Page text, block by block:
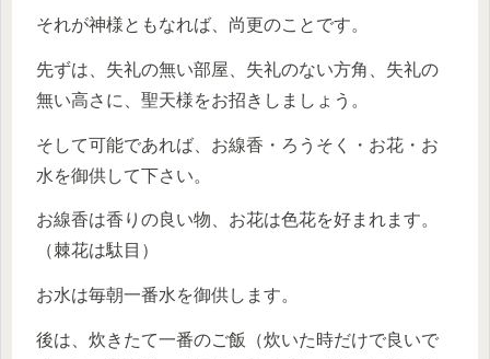
それが神様ともなれば、尚更のことです。
先ずは、失礼の無い部屋、失礼のない方角、失礼の
無い高さに、聖天様をお招きしましょう。
そして可能であれば、お線香・ろうそく・お花・お
水を御供して下さい。
お線香は香りの良い物、お花は色花を好まれます。
（棘花は駄目）
お水は毎朝一番水を御供します。
後は、炊きたて一番のご飯（炊いた時だけで良いで